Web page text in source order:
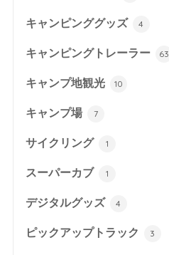
キャンピンググッズ 4
キャンピングトレーラー 63
キャンプ地観光 10
キャンプ場 7
サイクリング 1
スーパーカブ 1
デジタルグッズ 4
ピックアップトラック 3